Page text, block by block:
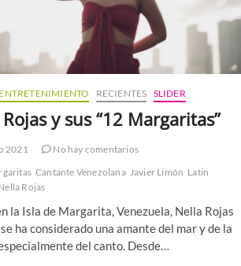
ENTRETENIMIENTO RECIENTES SLIDER
y sus “12 Margaritas”
2021
No hay comentarios
Cantante Venezolana Javier Limón Latin
Rojas
la Isla de Margarita, Venezuela, Nella Rojas
ha considerado una amante del mar y de la
del canto. Desde…